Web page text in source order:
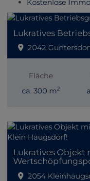
Kostenlose
Lukratives
2042
Fläche
ca. 300 m2
Lukratives Objekt
2054